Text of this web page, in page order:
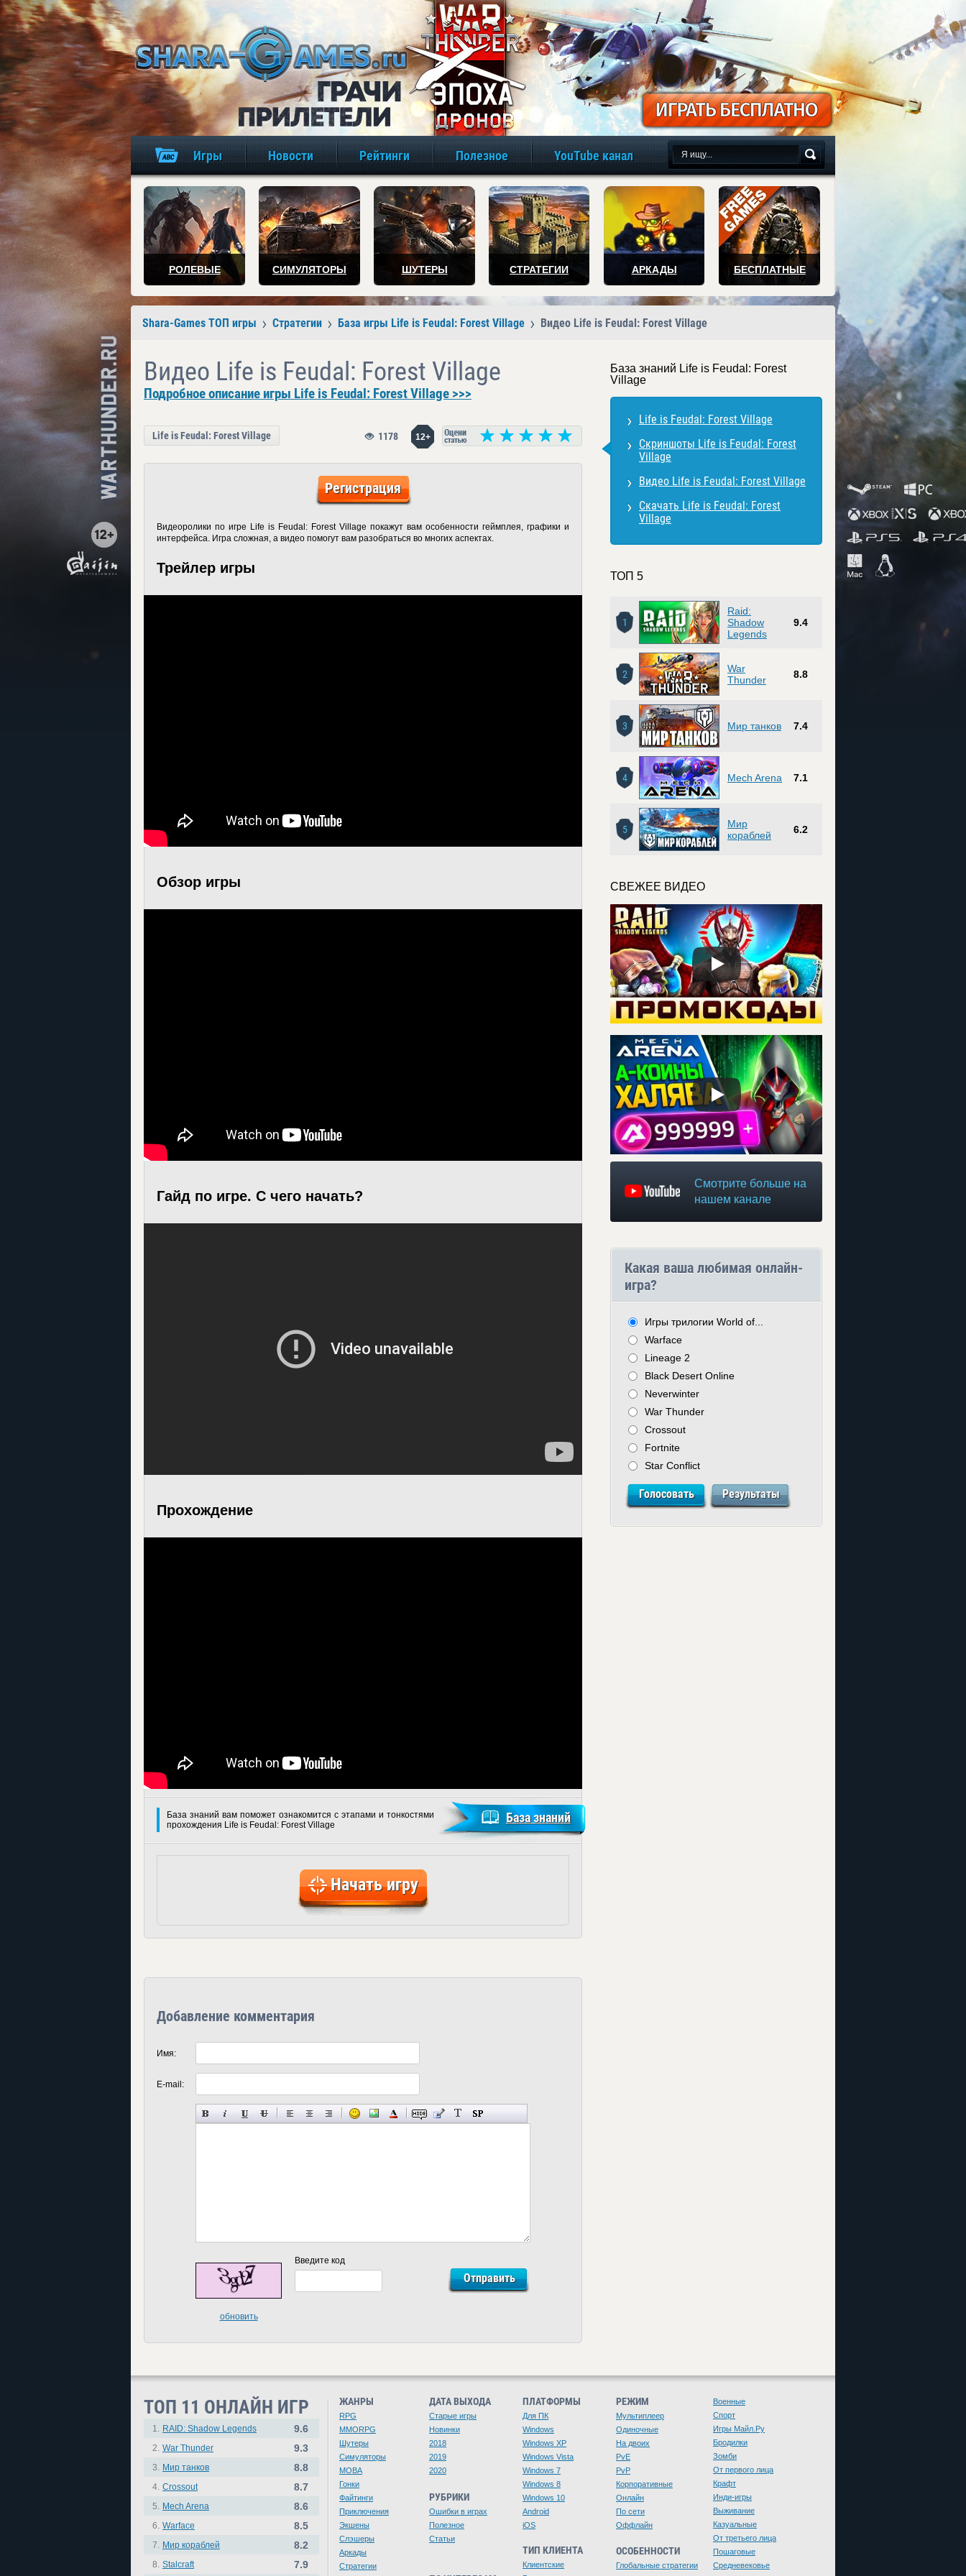
игры онлайн бесплатно
Игры Новости Рейтинги Полезное YouTube канал
РОЛЕВЫЕ СИМУЛЯТОРЫ ШУТЕРЫ СТРАТЕГИИ АРКАДЫ БЕСПЛАТНЫЕ
Shara-Games ТОП игры Стратегии База игры Life is Feudal: Forest Village Видео Life is Feudal: Forest Village
Видео Life is Feudal: Forest Village
Подробное описание игры Life is Feudal: Forest Village >>>
Life is Feudal: Forest Village 12+
1178
Регистрация
Видеоролики по игре Life is Feudal: Forest Village покажут вам особенности геймплея, графики и
интерфейса. Игра сложная, а видео помогут вам разобраться во многих аспектах.
Трейлер игры
Обзор игры
Гайд по игре. С чего начать?
Прохождение
База знаний вам поможет ознакомится с этапами и тонкостями
прохождения Life is Feudal: Forest Village
База знаний
Начать игру
Добавление комментария
Имя:
E-mail:
обновить
Введите код
База знаний Life is Feudal: Forest
Village
Life is Feudal: Forest Village
Скриншоты Life is Feudal: Forest
Village
Видео Life is Feudal: Forest Village
Скачать Life is Feudal: Forest
Village
ТОП 5
1
Raid:
Shadow
Legends
9.4
2
War
Thunder
8.8
3 Мир танков 7.4
4 Mech Arena 7.1
5
Мир
кораблей
6.2
СВЕЖЕЕ ВИДЕО
Смотрите больше на
нашем канале
Какая ваша любимая онлайн-
игра?
Игры трилогии World of...
Warface
Lineage 2
Black Desert Online
Neverwinter
War Thunder
Crossout
Fortnite
Star Conflict
ТОП 11 ОНЛАЙН ИГР
1. RAID: Shadow Legends 9.6
2. War Thunder 9.3
3. Мир танков 8.8
4. Crossout 8.7
5. Mech Arena 8.6
6. Warface 8.5
7. Мир кораблей 8.2
8. Stalcraft 7.9
ЖАНРЫ
RPG
MMORPG
Шутеры
Симуляторы
MOBA
Гонки
Файтинги
Приключения
Экшены
Слэшеры
Аркады
Стратегии
ДАТА ВЫХОДА
Старые игры
Новинки
2018
2019
2020
РУБРИКИ
Ошибки в играх
Полезное
Статьи
ПЛАТФОРМЫ
Для ПК
Windows
Windows XP
Windows Vista
Windows 7
Windows 8
Windows 10
Android
iOS
ТИП КЛИЕНТА
Клиентские
РЕЖИМ
Мультиплеер
Одиночные
На двоих
PvE
PvP
Корпоративные
Онлайн
По сети
Оффлайн
ОСОБЕННОСТИ
Глобальные стратегии
Военные
Спорт
Игры Майл.Ру
Бродилки
Зомби
От первого лица
Крафт
Инди-игры
Выживание
Казуальные
От третьего лица
Пошаговые
Средневековье